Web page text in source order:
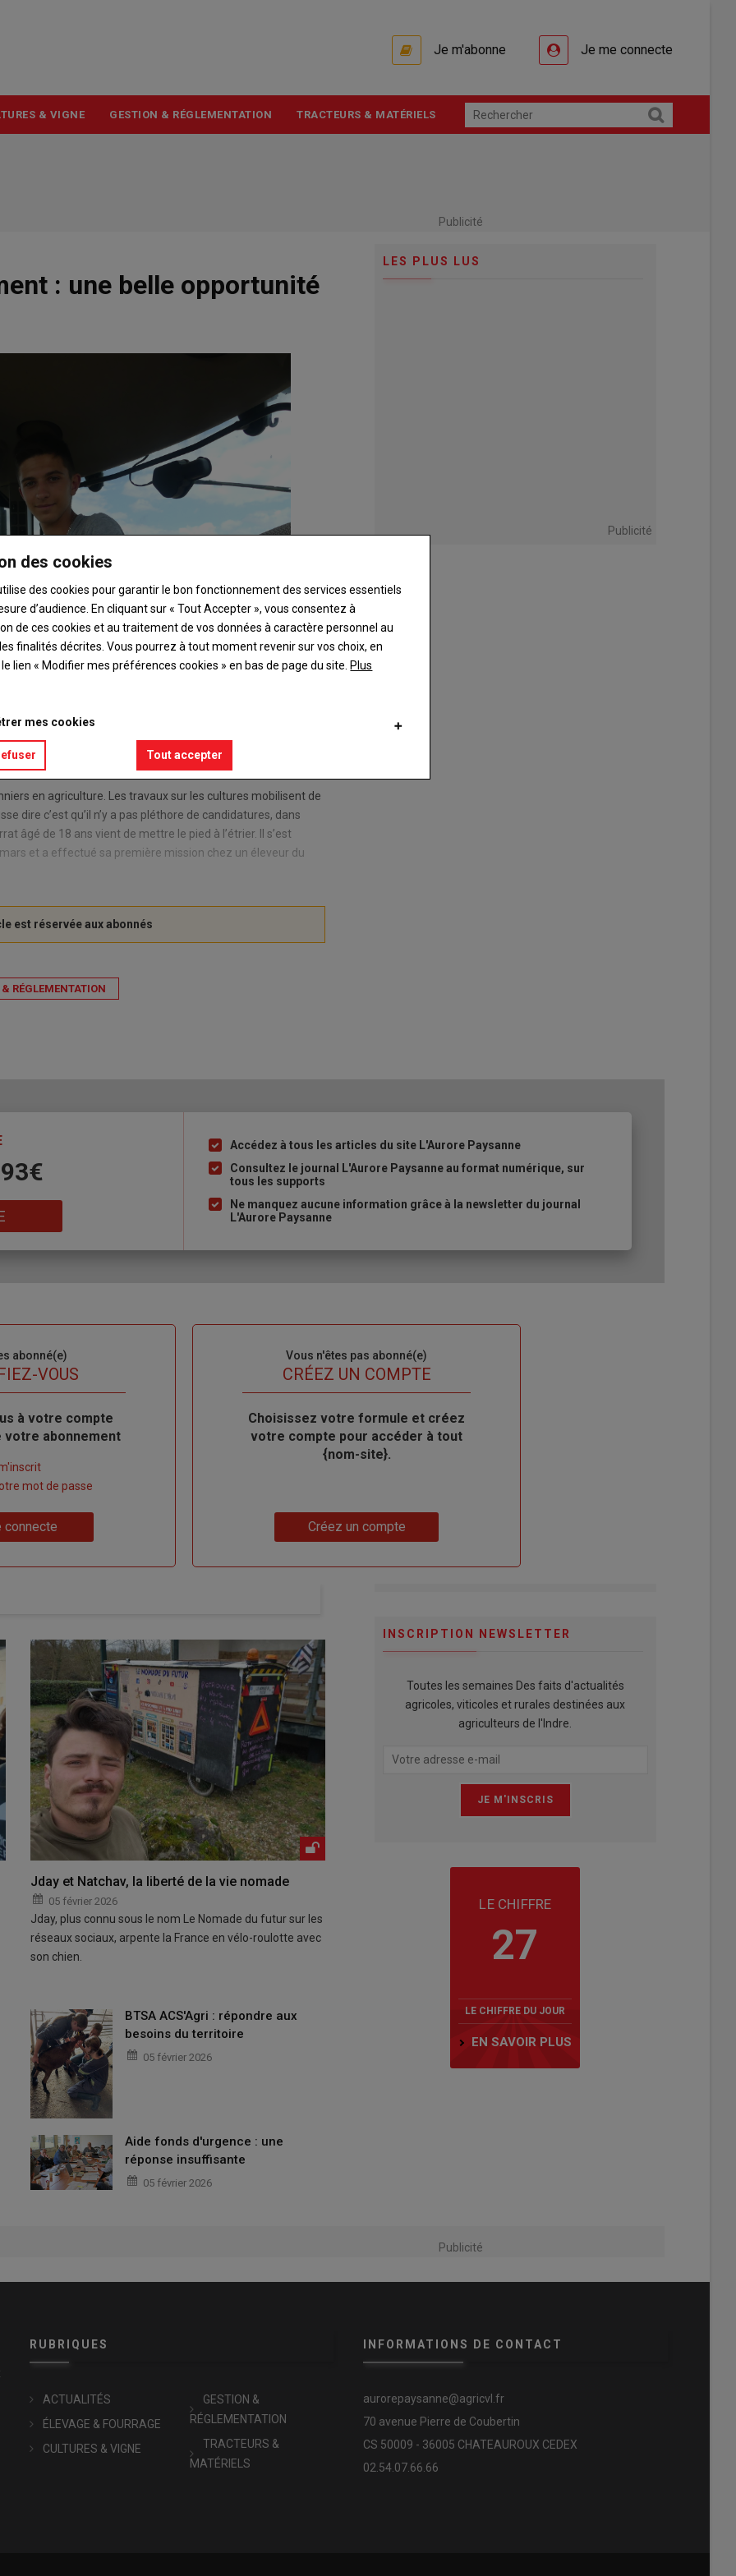
Je m'abonne Je me connecte
& VIGNE GESTION & RÉGLEMENTATION TRACTEURS & MATÉRIELS
Publicité
: une belle opportunité
en agriculture. Les travaux sur les cultures mobilisent de
dire c’est qu’il n’y a pas pléthore de candidatures, dans
âgé de 18 ans vient de mettre le pied à l’étrier. Il s’est
et a effectué sa première mission chez un éleveur du
RÉGLEMENTATION
LES PLUS LUS
Publicité
Liste
à
puce
Accédez à tous les articles du site L'Aurore Paysanne
Consultez le journal L'Aurore Paysanne au format numérique, sur
tous les supports
Ne manquez aucune information grâce à la newsletter du journal
L'Aurore Paysanne
abonné(e)
VOUS
à votre compte
abonnement
mot de passe
connecte
Vous n'êtes pas abonné(e)
TITRECRÉEZ UN COMPTE
Body
Choisissez votre formule et créez
votre compte pour accéder à tout
{nom-site}.
Créez un compte
Jday et Natchav, la liberté de la vie nomade
05 février 2026
Jday, plus connu sous le nom Le Nomade du futur sur les
réseaux sociaux, arpente la France en vélo-roulotte avec
son chien.
BTSA ACS'Agri : répondre aux
besoins du territoire
05 février 2026
Aide fonds d'urgence : une
réponse insuffisante
05 février 2026
INSCRIPTION NEWSLETTER
Toutes les semaines Des faits d'actualités
agricoles, viticoles et rurales destinées aux
agriculteurs de l'Indre.
LE CHIFFRE
27
LE CHIFFRE DU JOUR
EN SAVOIR PLUS
Publicité
RUBRIQUES
ACTUALITÉS
ÉLEVAGE & FOURRAGE
CULTURES & VIGNE
GESTION &
RÉGLEMENTATION
TRACTEURS &
MATÉRIELS
INFORMATIONS DE CONTACT
aurorepaysanne@agricvl.fr
70 avenue Pierre de Coubertin
CS 50009 - 36005 CHATEAUROUX CEDEX
02.54.07.66.66
des cookies
des cookies pour garantir le bon fonctionnement des services essentiels
d’audience. En cliquant sur « Tout Accepter », vous consentez à
de ces cookies et au traitement de vos données à caractère personnel au
finalités décrites. Vous pourrez à tout moment revenir sur vos choix, en
lien « Modifier mes préférences cookies » en bas de page du site. Plus
mes cookies
Tout accepter